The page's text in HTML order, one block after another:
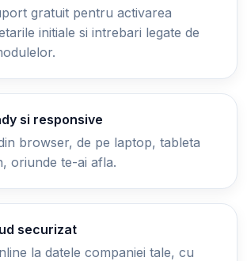
gratuit pentru activarea
initiale si intrebari legate de
si responsive
browser, de pe laptop, tableta
oriunde te-ai afla.
securizat
la datele companiei tale, cu